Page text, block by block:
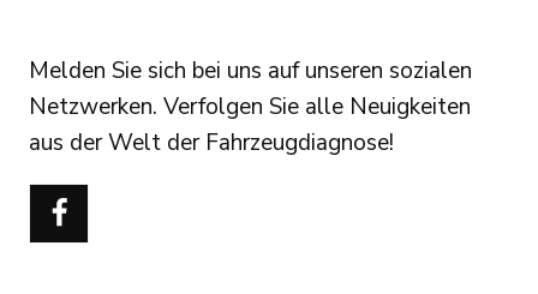
Melden Sie sich bei uns auf unseren sozialen
Netzwerken. Verfolgen Sie alle Neuigkeiten
aus der Welt der Fahrzeugdiagnose!